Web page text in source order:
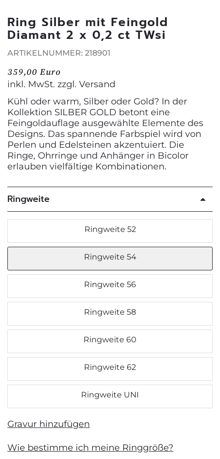
Ring Silber mit Feingold
Diamant 2 x 0,2 ct TWsi
ARTIKELNUMMER: 218901
359,00 Euro
inkl. MwSt. zzgl. Versand
Kühl oder warm, Silber oder Gold? In der
Kollektion SILBER GOLD betont eine
Feingoldauflage ausgewählte Elemente des
Designs. Das spannende Farbspiel wird von
Perlen und Edelsteinen akzentuiert. Die
Ringe, Ohrringe und Anhänger in Bicolor
erlauben vielfältige Kombinationen.
Ringweite
Ringweite 52
Ringweite 54
Ringweite 56
Ringweite 58
Ringweite 60
Ringweite 62
Ringweite UNI
Gravur hinzufügen
Wie bestimme ich meine Ringgröße?